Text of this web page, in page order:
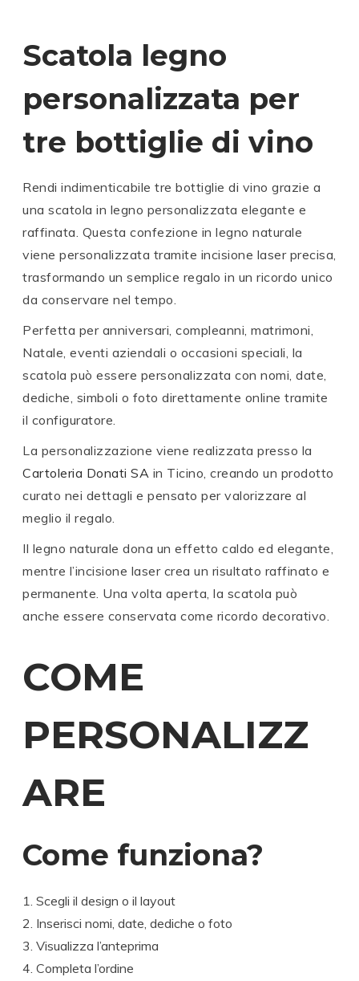
Scatola legno
personalizzata per
tre bottiglie di vino
Rendi indimenticabile tre bottiglie di vino grazie a
una scatola in legno personalizzata elegante e
raffinata. Questa confezione in legno naturale
viene personalizzata tramite incisione laser precisa,
trasformando un semplice regalo in un ricordo unico
da conservare nel tempo.
Perfetta per anniversari, compleanni, matrimoni,
Natale, eventi aziendali o occasioni speciali, la
scatola può essere personalizzata con nomi, date,
dediche, simboli o foto direttamente online tramite
il configuratore.
La personalizzazione viene realizzata presso la
Cartoleria Donati SA in Ticino, creando un prodotto
curato nei dettagli e pensato per valorizzare al
meglio il regalo.
Il legno naturale dona un effetto caldo ed elegante,
mentre l’incisione laser crea un risultato raffinato e
permanente. Una volta aperta, la scatola può
anche essere conservata come ricordo decorativo.
COME
PERSONALIZZ
ARE
Come funziona?
Scegli il design o il layout
Inserisci nomi, date, dediche o foto
Visualizza l’anteprima
Completa l’ordine